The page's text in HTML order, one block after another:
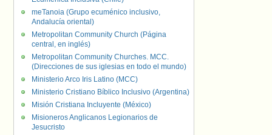
meTanoia (Grupo ecuménico inclusivo,
Andalucía oriental)
Metropolitan Community Church (Página
central, en inglés)
Metropolitan Community Churches. MCC.
(Direcciones de sus iglesias en todo el mundo)
Ministerio Arco Iris Latino (MCC)
Ministerio Cristiano Bíblico Inclusivo (Argentina)
Misión Cristiana Incluyente (México)
Misioneros Anglicanos Legionarios de
Jesucristo